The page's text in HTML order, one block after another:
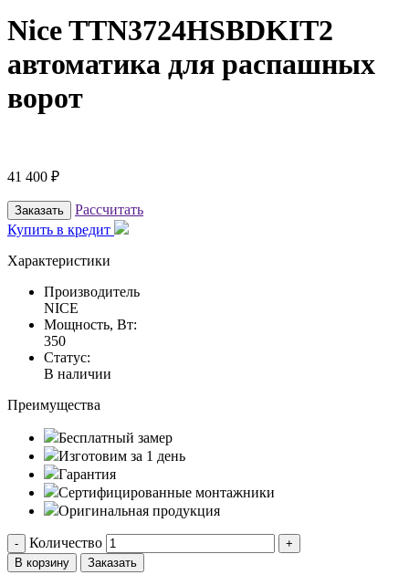
Nice TTN3724HSBDKIT2
автоматика для распашных
ворот
41 400 ₽
Заказать
Рассчитать
Купить в кредит
Характеристики
Производитель
NICE
Мощность, Вт:
350
Статус:
В наличии
Преимущества
Бесплатный замер
Изготовим за 1 день
Гарантия
Сертифицированные монтажники
Оригинальная продукция
- Количество
+
В корзину
Заказать